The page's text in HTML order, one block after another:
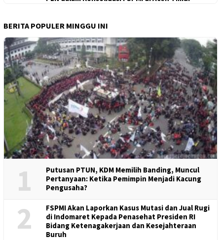
BERITA POPULER MINGGU INI
1
Putusan PTUN, KDM Memilih Banding, Muncul
Pertanyaan: Ketika Pemimpin Menjadi Kacung
Pengusaha?
2
FSPMI Akan Laporkan Kasus Mutasi dan Jual Rugi
di Indomaret Kepada Penasehat Presiden RI
Bidang Ketenagakerjaan dan Kesejahteraan
Buruh